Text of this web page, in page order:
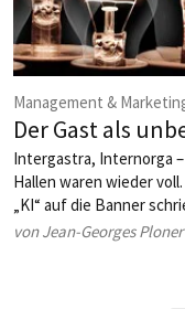
Management &
Der Gast als
Intergastra, Internorga
Hallen waren wieder
„KI“ auf die Banner
hatten. Beides ist nicht
von Jean-Georges Ploner